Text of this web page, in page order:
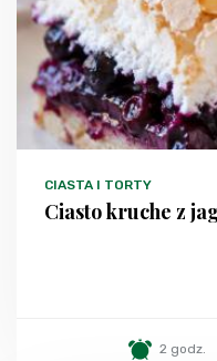
CIASTA I TORTY
Ciasto kruche z
2 godz.